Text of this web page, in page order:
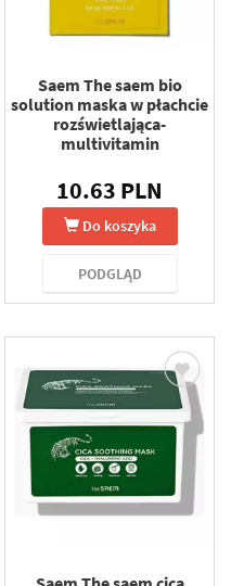
Saem The saem bio
solution maska w płachcie
rozświetlająca-
multivitamin
10.63 PLN
Do koszyka
PODGLĄD